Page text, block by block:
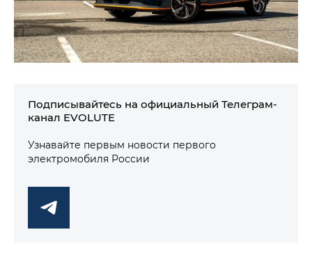
Подписывайтесь на официальный Телеграм-
канал EVOLUTE
Узнавайте первым новости первого
электромобиля России